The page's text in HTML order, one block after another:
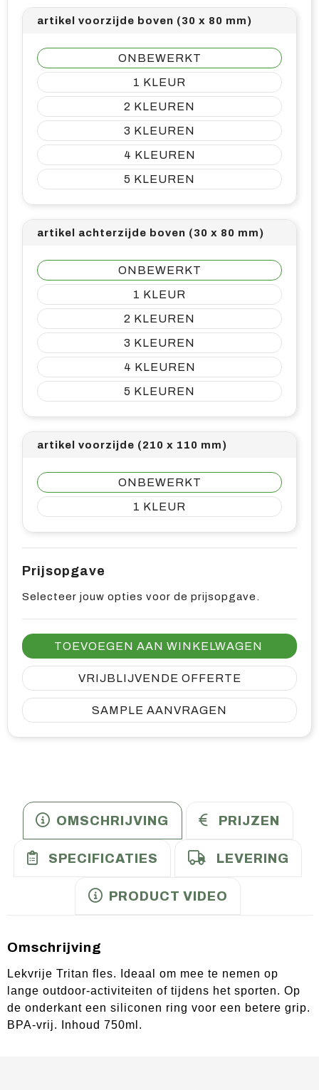
artikel voorzijde boven (30 x 80 mm)
ONBEWERKT
1
2
3
4
5
artikel achterzijde boven (30 x 80 mm)
ONBEWERKT
1
2
3
4
5
artikel voorzijde (210 x 110 mm)
ONBEWERKT
1
Prijsopgave
Selecteer jouw opties voor de prijsopgave.
TOEVOEGEN AAN WINKELWAGEN
VRIJBLIJVENDE OFFERTE
SAMPLE AANVRAGEN
OMSCHRIJVING PRIJZEN
SPECIFICATIES LEVERING
PRODUCT VIDEO
Omschrijving
Lekvrije Tritan fles. Ideaal om mee te nemen op
lange outdoor-activiteiten of tijdens het sporten. Op
de onderkant een siliconen ring voor een betere grip.
BPA-vrij. Inhoud 750ml.